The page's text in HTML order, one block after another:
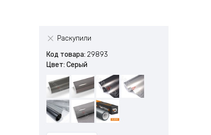
Раскупили
Код товара: 29893
Цвет: Серый